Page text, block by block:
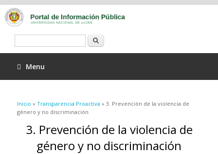
Menu
Se encuentra usted aquí
Inicio » Transparencia Proactiva » 3. Prevención de la violencia de
género y no discriminación
3. Prevención de la violencia de
género y no discriminación